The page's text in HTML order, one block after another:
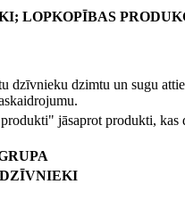
LOPKOPĪBAS
dzīvnieku dzimtu un sugu
jāsaprot produkti,